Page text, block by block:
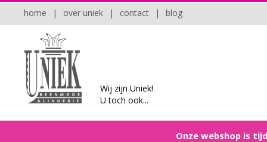
blog
|
contact
|
over uniek
|
home
Wij zijn Uniek!
U toch ook...
Onze webshop is